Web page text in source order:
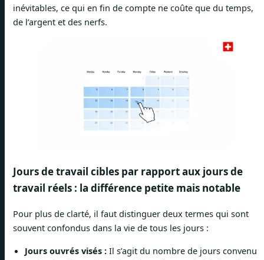
inévitables, ce qui en fin de compte ne coûte que du temps,
de l’argent et des nerfs.
Jours de travail cibles par rapport aux jours de
travail réels : la différence petite mais notable
Pour plus de clarté, il faut distinguer deux termes qui sont
souvent confondus dans la vie de tous les jours :
Jours ouvrés visés : Il s’agit du nombre de jours convenu